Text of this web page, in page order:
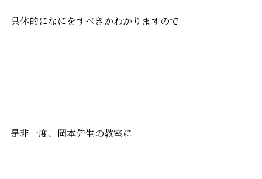
具体的になにをすべきかわかりますので
是非一度、岡本先生の教室に